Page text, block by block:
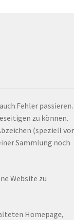
Fehler passieren.
zu können.
(speziell vor
Sammlung noch
Website zu
Homepage,